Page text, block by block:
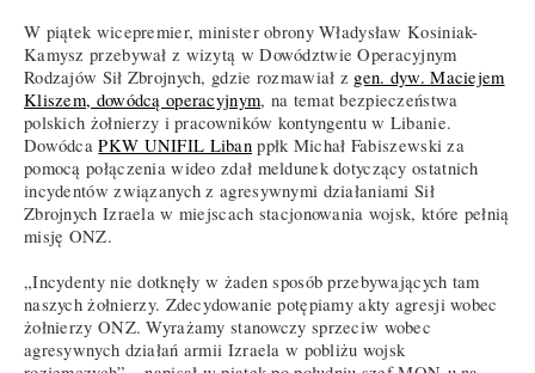
W piątek wicepremier, minister obrony Władysław Kosiniak-
Kamysz przebywał z wizytą w Dowództwie Operacyjnym
Rodzajów Sił Zbrojnych, gdzie rozmawiał z gen. dyw. Maciejem
Kliszem, dowódcą operacyjnym, na temat bezpieczeństwa
polskich żołnierzy i pracowników kontyngentu w Libanie.
DowódcaPKW UNIFIL Liban ppłk Michał Fabiszewski za
pomocą połączenia wideo zdał meldunek dotyczący ostatnich
incydentów związanych z agresywnymi działaniami Sił
Zbrojnych Izraela w miejscach stacjonowania wojsk, które pełnią
misję ONZ.
„Incydenty nie dotknęły w żaden sposób przebywających tam
naszych żołnierzy. Zdecydowanie potępiamy akty agresji wobec
żołnierzy ONZ. Wyrażamy stanowczy sprzeciw wobec
agresywnych działań armii Izraela w pobliżu wojsk